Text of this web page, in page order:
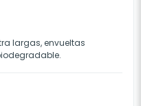
largas, envueltas